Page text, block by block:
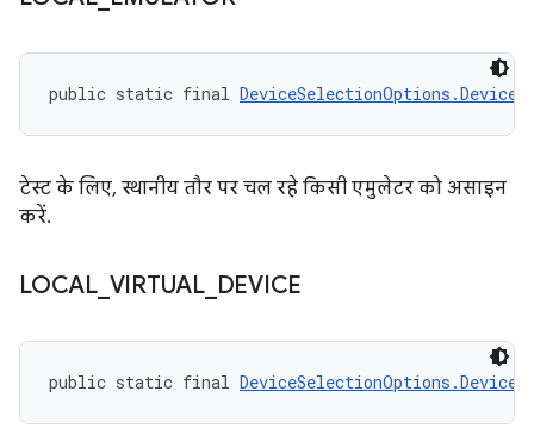
public static final
टेस्ट के लिए, स्थानीय तौर पर चल रहे किसी एमुलेटर को असाइन
करें.
LOCAL_ VIRTUAL_ DEVICE
public static final